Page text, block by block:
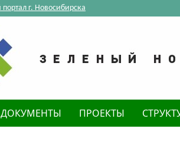
г. Новосибирска
ДОКУМЕНТЫ ПРОЕКТЫ